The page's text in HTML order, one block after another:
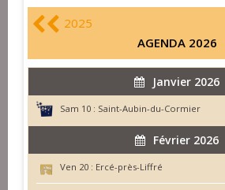
2025
AGENDA 2026
Janvier 2026
Sam 10 : Saint-Aubin-du-Cormier
Février 2026
Ven 20 : Ercé-près-Liffré